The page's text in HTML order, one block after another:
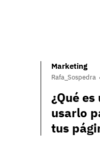
Marketing
Rafa_Sospedra
¿Qué
usarlo
tus